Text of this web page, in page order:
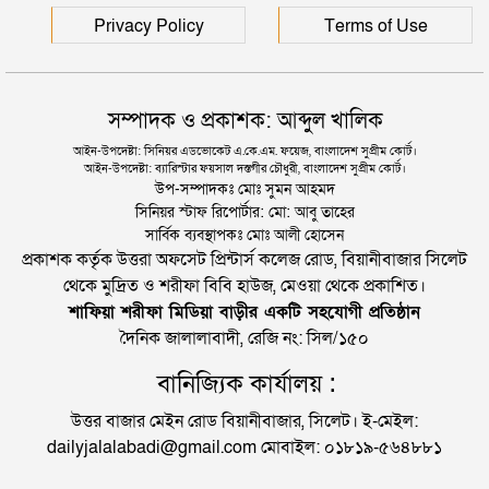
Privacy Policy Terms of Use
সম্পাদক ও প্রকাশক: আব্দুল খালিক
আইন-উপদেষ্টা: সিনিয়র এডভোকেট এ.কে.এম. ফয়েজ, বাংলাদেশ সুপ্রীম কোর্ট।
আইন-উপদেষ্টা: ব্যারিস্টার ফয়সাল দস্তগীর চৌধুরী, বাংলাদেশ সুপ্রীম কোর্ট।
উপ-সম্পাদকঃ মোঃ সুমন আহমদ
সিনিয়র স্টাফ রিপোর্টার: মো: আবু তাহের
সার্বিক ব্যবস্থাপকঃ মোঃ আলী হোসেন
প্রকাশক কর্তৃক উত্তরা অফসেট প্রিন্টার্স কলেজ রোড, বিয়ানীবাজার সিলেট
থেকে মুদ্রিত ও শরীফা বিবি হাউজ, মেওয়া থেকে প্রকাশিত।
শাফিয়া শরীফা মিডিয়া বাড়ীর একটি সহযোগী প্রতিষ্ঠান
দৈনিক জালালাবাদী, রেজি নং: সিল/১৫০
বানিজ্যিক কার্যালয় :
উত্তর বাজার মেইন রোড বিয়ানীবাজার, সিলেট। ই-মেইল:
dailyjalalabadi@gmail.com মোবাইল: ০১৮১৯-৫৬৪৮৮১